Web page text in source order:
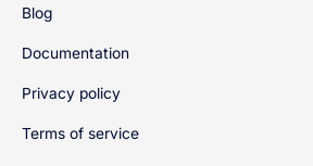
Blog
Documentation
Privacy policy
Terms of service